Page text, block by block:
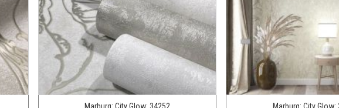
Marburg: City Glow: 34252 Marburg: City Glow: